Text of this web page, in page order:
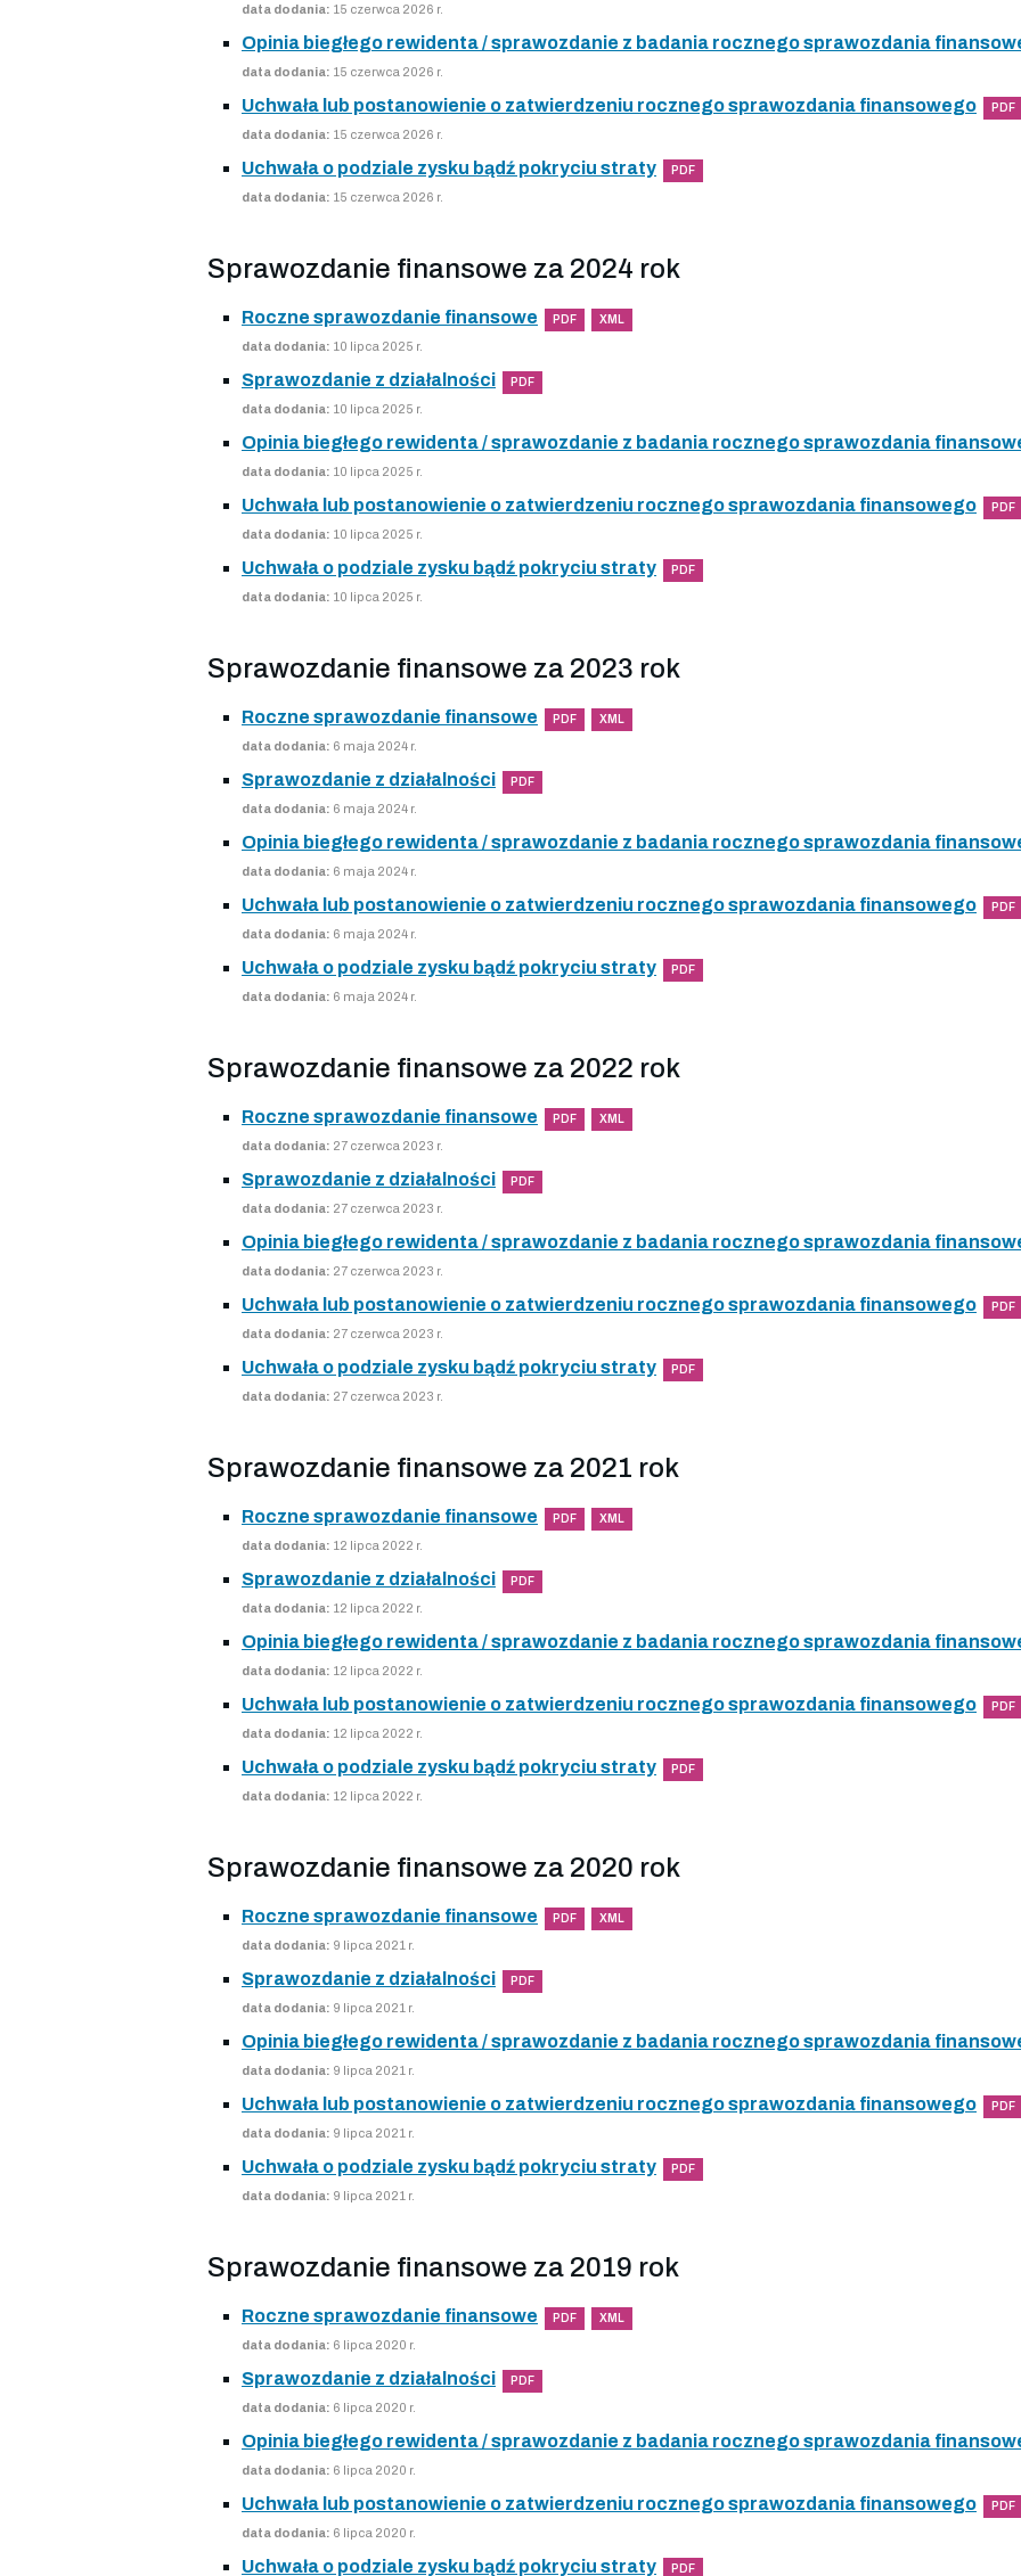
data dodania: 15 czerwca 2026 r.
Opinia biegłego rewidenta / sprawozdanie z badania rocznego sprawozdania
data dodania: 15 czerwca 2026 r.
Uchwała lub postanowienie o zatwierdzeniu rocznego sprawozdania finansowego PDF
data dodania: 15 czerwca 2026 r.
Uchwała o podziale zysku bądź pokryciu straty PDF
data dodania: 15 czerwca 2026 r.
Sprawozdanie finansowe za 2024 rok
Roczne sprawozdanie finansowe PDF XML
data dodania: 10 lipca 2025 r.
Sprawozdanie z działalności PDF
data dodania: 10 lipca 2025 r.
Opinia biegłego rewidenta / sprawozdanie z badania rocznego sprawozdania
data dodania: 10 lipca 2025 r.
Uchwała lub postanowienie o zatwierdzeniu rocznego sprawozdania finansowego PDF
data dodania: 10 lipca 2025 r.
Uchwała o podziale zysku bądź pokryciu straty PDF
data dodania: 10 lipca 2025 r.
Sprawozdanie finansowe za 2023 rok
Roczne sprawozdanie finansowe PDF XML
data dodania: 6 maja 2024 r.
Sprawozdanie z działalności PDF
data dodania: 6 maja 2024 r.
Opinia biegłego rewidenta / sprawozdanie z badania rocznego sprawozdania
data dodania: 6 maja 2024 r.
Uchwała lub postanowienie o zatwierdzeniu rocznego sprawozdania finansowego PDF
data dodania: 6 maja 2024 r.
Uchwała o podziale zysku bądź pokryciu straty PDF
data dodania: 6 maja 2024 r.
Sprawozdanie finansowe za 2022 rok
Roczne sprawozdanie finansowe PDF XML
data dodania: 27 czerwca 2023 r.
Sprawozdanie z działalności PDF
data dodania: 27 czerwca 2023 r.
Opinia biegłego rewidenta / sprawozdanie z badania rocznego sprawozdania
data dodania: 27 czerwca 2023 r.
Uchwała lub postanowienie o zatwierdzeniu rocznego sprawozdania finansowego PDF
data dodania: 27 czerwca 2023 r.
Uchwała o podziale zysku bądź pokryciu straty PDF
data dodania: 27 czerwca 2023 r.
Sprawozdanie finansowe za 2021 rok
Roczne sprawozdanie finansowe PDF XML
data dodania: 12 lipca 2022 r.
Sprawozdanie z działalności PDF
data dodania: 12 lipca 2022 r.
Opinia biegłego rewidenta / sprawozdanie z badania rocznego sprawozdania
data dodania: 12 lipca 2022 r.
Uchwała lub postanowienie o zatwierdzeniu rocznego sprawozdania finansowego PDF
data dodania: 12 lipca 2022 r.
Uchwała o podziale zysku bądź pokryciu straty PDF
data dodania: 12 lipca 2022 r.
Sprawozdanie finansowe za 2020 rok
Roczne sprawozdanie finansowe PDF XML
data dodania: 9 lipca 2021 r.
Sprawozdanie z działalności PDF
data dodania: 9 lipca 2021 r.
Opinia biegłego rewidenta / sprawozdanie z badania rocznego sprawozdania
data dodania: 9 lipca 2021 r.
Uchwała lub postanowienie o zatwierdzeniu rocznego sprawozdania finansowego PDF
data dodania: 9 lipca 2021 r.
Uchwała o podziale zysku bądź pokryciu straty PDF
data dodania: 9 lipca 2021 r.
Sprawozdanie finansowe za 2019 rok
Roczne sprawozdanie finansowe PDF XML
data dodania: 6 lipca 2020 r.
Sprawozdanie z działalności PDF
data dodania: 6 lipca 2020 r.
Opinia biegłego rewidenta / sprawozdanie z badania rocznego sprawozdania
data dodania: 6 lipca 2020 r.
Uchwała lub postanowienie o zatwierdzeniu rocznego sprawozdania finansowego PDF
data dodania: 6 lipca 2020 r.
Uchwała o podziale zysku bądź pokryciu straty PDF